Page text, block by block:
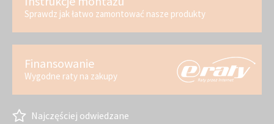
Sprawdz jak łatwo zamontować nasze produkty
Finansowanie
Wygodne raty na zakupy
Najczęściej odwiedzane